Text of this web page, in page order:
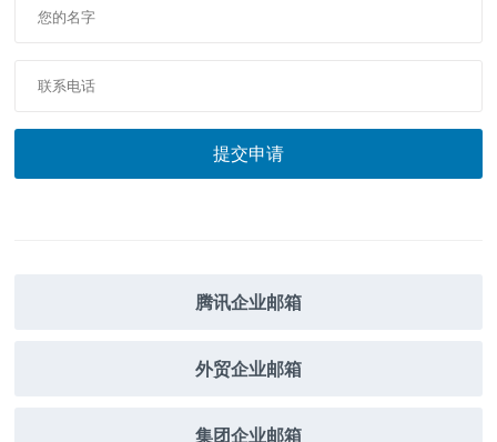
腾讯企业邮箱
外贸企业邮箱
集团企业邮箱